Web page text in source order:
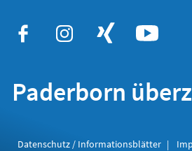
Paderborn
Datenschutz / Informationsblätter